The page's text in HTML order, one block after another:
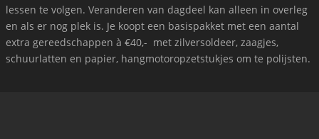
lessen te volgen. Veranderen van dagdeel kan alleen in overleg
en als er nog plek is. Je koopt een basispakket met een aantal
extra gereedschappen à €40,- met zilversoldeer, zaagjes,
schuurlatten en papier, hangmotoropzetstukjes om te polijsten.